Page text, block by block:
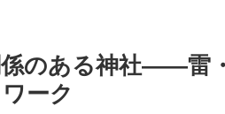
係のある神社――雷
ーク